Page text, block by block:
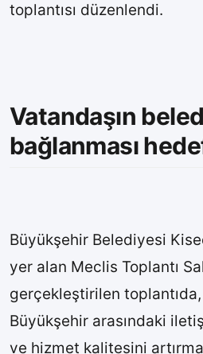
toplantısı düzenlendi.
Vatandaşın
bağlanması
Büyükşehir Belediyesi
yer alan Meclis Toplantı
gerçekleştirilen
Büyükşehir arasındaki
ve hizmet kalitesini